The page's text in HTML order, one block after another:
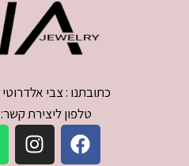
כתובתנו : צבי אלדרוטי 627 , מגדל העמק
טלפון ליצירת קשר: 0535519808